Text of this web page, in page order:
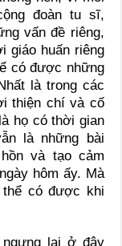
đoàn tu sĩ,
vấn đề riêng,
giáo huấn riêng
có được những
là trong các
thiện chí và cố
họ có thời gian
là những bài
và tạo cảm
hôm ấy. Mà
có được khi
lại ở đây